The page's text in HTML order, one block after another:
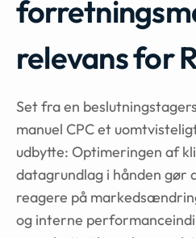
relevans for
Set fra en
manuel CPC et
udbytte: Optimeringen af
datagrundlag i hånden gør
reagere på
og interne